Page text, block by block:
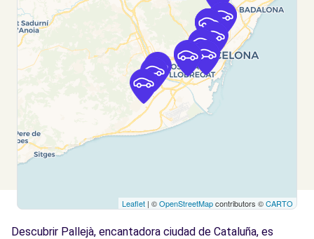
Hospitalet de Llobregat (L'), 8907
Ver agencia
Free2Move Rent - J. P. CARRION, S.L. -
Hospitalet de Llobregat (L') (C)
TRAVESÍA INDUSTRIAL, 81
Hospitalet de Llobregat (L'), 8907
Ver agencia
Free2Move Rent - TALLERES ISIDORO
12.2
Leaflet | ©OpenStreetMapcontributors ©CARTO
Descubrir Pallejà, encantadora ciudad de Cataluña, es